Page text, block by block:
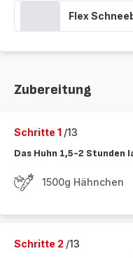
Flex
Zubereitung
Schritte 1 /13
Das Huhn 1,5-2 Stunden
1500g Hähnchen
Schritte 2 /13